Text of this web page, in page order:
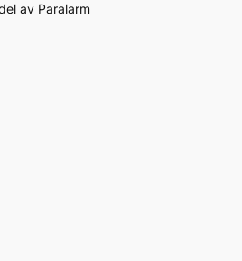
av Paralarm